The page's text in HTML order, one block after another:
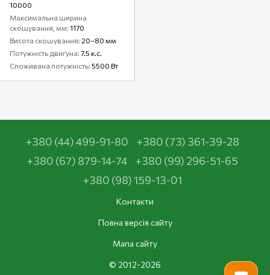
10000
Максимальна ширина
скошування, мм 1170
Висота скошування 20–80 мм
Потужність двигуна 7.5 к.с.
Споживана потужність 5500 Вт
+380 (44) 499-91-80
+380 (73) 361-39-28
+380 (67) 879-14-74
+380 (99) 296-51-65
+380 (98) 159-13-01
Контакти
Повна версія сайту
Мапа сайту
© 2012-2026